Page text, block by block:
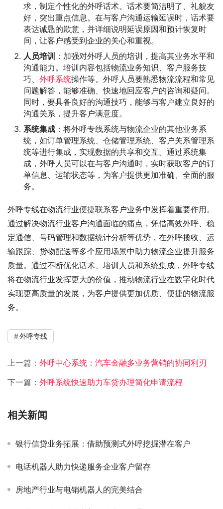
求，制定个性化的外呼话术。话术要简洁明了、礼貌友
好，突出重点信息。在与客户沟通运输延误时，话术要
表达诚恳的歉意，并详细说明延误原因和预计恢复时
间，让客户感受到企业的关心和重视。
人员培训 ：加强对外呼人员的培训，提高其业务水平和
沟通能力。培训内容包括物流业务知识、客户服务技
巧、 外呼系统操作等。外呼人员要熟悉物流流程和常见
问题解答，能够准确、快速地回应客户的咨询和疑问。
同时，要具备良好的沟通技巧，能够与客户建立良好的
沟通关系，提升客户满意度。
系统集成 ：将外呼专线系统与物流企业的其他业务系
统，如订单管理系统、仓储管理系统、客户关系管理系
统等进行集成，实现数据的共享和交互。通过系统集
成，外呼人员可以在与客户沟通时，实时获取客户的订
单信息、运输状态等，为客户提供更加准确、全面的服
务。
外呼专线在物流行业便捷联系客户业务中发挥着重要作用。
通过解决物流行业客户沟通面临的痛点，凭借高效外呼、稳
定通信、号码管理和数据统计分析等优势，在外呼揽收、运
输跟踪、货物配送等多个应用场景中助力物流企业提升服务
质量。通过不断优化话术、培训人员和系统集成，外呼专线
将在物流行业发挥更大的价值，推动物流行业在数字化时代
实现更高质量的发展，为客户提供更加优质、便捷的物流服
务。
外呼专线
上一篇： 外呼中心系统：汽车金融多业务营销的协同利刃
下一篇： 外呼系统快速助力车贷办理简化申请流程
相关新闻
银行信贷业务拓展：借助预测式外呼挖掘潜在客户
电话机器人助力快递服务企业客户留存
房地产行业与电销机器人的完美结合